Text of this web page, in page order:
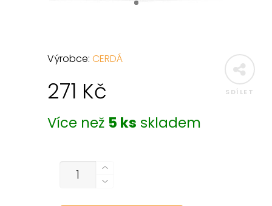
SDÍLET
Výrobce:CERDÁ
271 Kč
Více než 5 ks skladem
MNOŽSTVÍ